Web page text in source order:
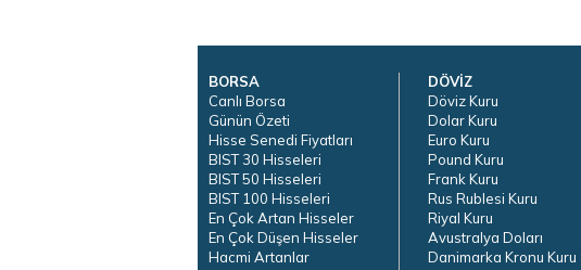
BORSA
Canlı Borsa
Günün Özeti
Hisse Senedi Fiyatları
BIST 30 Hisseleri
BIST 50 Hisseleri
BIST 100 Hisseleri
En Çok Artan Hisseler
En Çok Düşen Hisseler
Hacmi Artanlar
DÖVİZ
Döviz Kuru
Dolar Kuru
Euro Kuru
Pound Kuru
Frank Kuru
Rus Rublesi Kuru
Riyal Kuru
Avustralya Doları
Danimarka Kronu Kuru